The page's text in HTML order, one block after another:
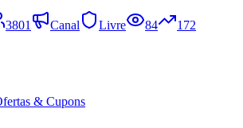
3801 Canal Livre 84 172
& Cupons